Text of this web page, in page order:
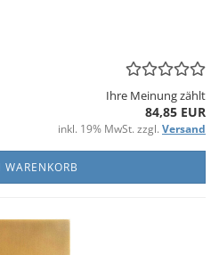
Ihre Meinung zählt
84,85 EUR
inkl. 19% MwSt. zzgl. Versand